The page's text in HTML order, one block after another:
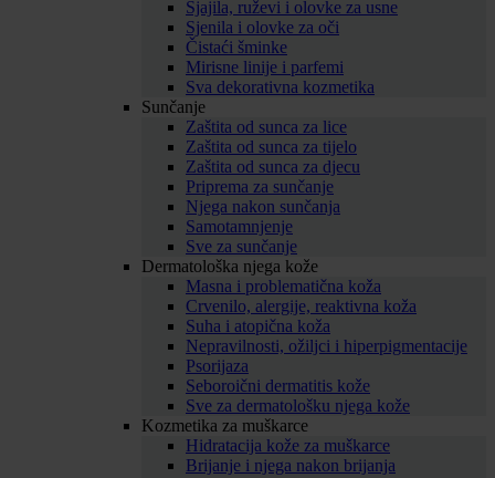
Sjajila, ruževi i olovke za usne
Sjenila i olovke za oči
Čistaći šminke
Mirisne linije i parfemi
Sva dekorativna kozmetika
Sunčanje
Zaštita od sunca za lice
Zaštita od sunca za tijelo
Zaštita od sunca za djecu
Priprema za sunčanje
Njega nakon sunčanja
Samotamnjenje
Sve za sunčanje
Dermatološka njega kože
Masna i problematična koža
Crvenilo, alergije, reaktivna koža
Suha i atopična koža
Nepravilnosti, ožiljci i hiperpigmentacije
Psorijaza
Seboroični dermatitis kože
Sve za dermatološku njega kože
Kozmetika za muškarce
Hidratacija kože za muškarce
Brijanje i njega nakon brijanja